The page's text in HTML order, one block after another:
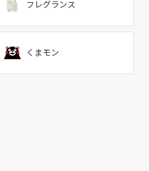
フレグランス
くまモン